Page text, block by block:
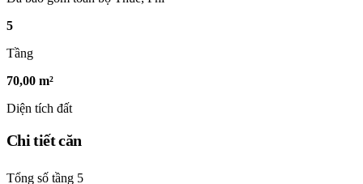
5
Tầng
70,00 m²
Diện tích đất
Chi tiết căn
Tổng số tầng 5